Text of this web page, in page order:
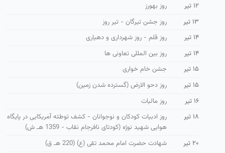
۱۲ تیر
روز بهورز
۱۳ تیر
روز جشن تیرگان - تیر روز
۱۴ تیر
روز قلم - روز شهرداری و دهیاری
۱۴ تیر
روز بین المللی تعاونی ها
۱۵ تیر
جشن خام خواری
۱۵ تیر
روز دحو الارض (گسترده شدن زمین)
۱۶ تیر
روز مالیات
۱۸ تیر
روز ادبیات كودكان و نوجوانان - كشف توطئه آمریكایی در پایگاه
هوایی شهید نوژه (كودتای نافرجام نقاب - 1359 هـ ش)
۲۰ تیر
شهادت حضرت امام محمد تقی (ع) (220 هـ ق)